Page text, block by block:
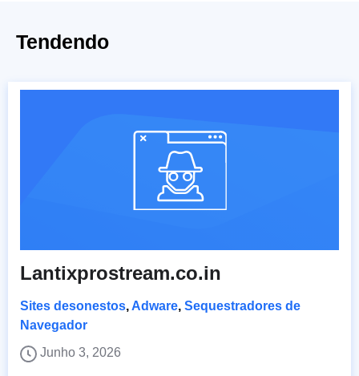
Tendendo
Lantixprostream.co.in
Sites desonestos, Adware, Sequestradores de
Navegador
Junho 3, 2026